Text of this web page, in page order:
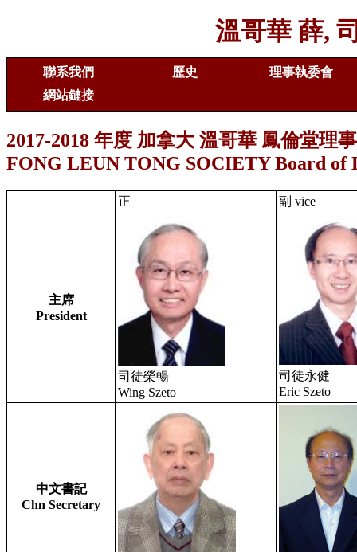
溫哥華 薛,
聯系我們 歷史
理事執委會
網站鏈接
2017-2018 年度 加拿大 溫哥華 鳳倫堂理
FONG LEUN TONG SOCIETY Board of
正 副 vice
主席
President
司徒榮暢
Wing Szeto
司徒永健
Eric Szeto
中文書記
Chn Secretary